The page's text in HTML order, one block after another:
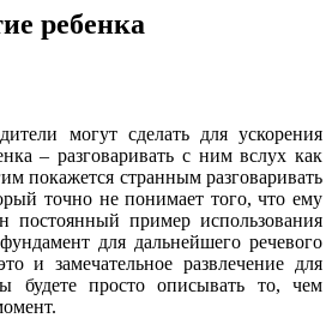
ребенка
могут сделать для ускорения
– разговаривать с ним вслух как
покажется странным разговаривать
точно не понимает того, что ему
постоянный пример использования
для дальнейшего речевого
и замечательное развлечение для
будете просто описывать то, чем